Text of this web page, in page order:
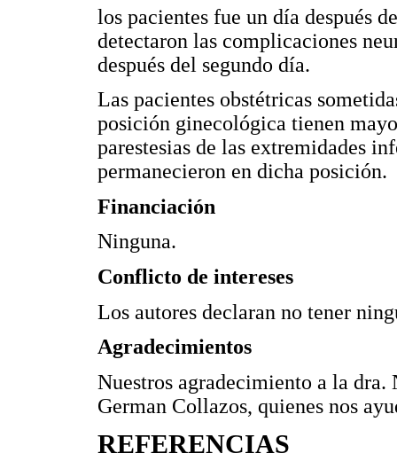
los pacientes fue un día después
detectaron las complicaciones
después del segundo día.
Las pacientes obstétricas
posición ginecológica tienen
parestesias de las extremidades
permanecieron en dicha posición.
Financiación
Ninguna.
Conflicto de intereses
Los autores declaran no tener
Agradecimientos
Nuestros agradecimiento a la
German Collazos, quienes nos
REFERENCIAS